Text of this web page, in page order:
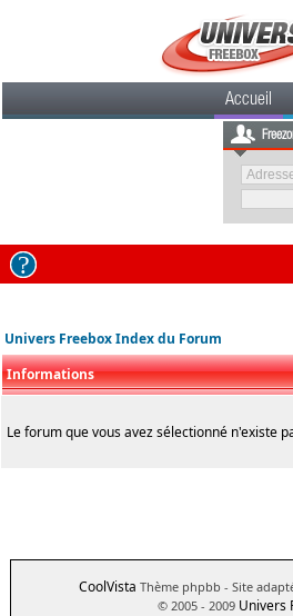
Accueil
Univers Freebox Index du Forum
Informations
Le forum que vous avez sélectionné n'existe
CoolVista Thème phpbb - Site
© 2005 - 2009 Univers